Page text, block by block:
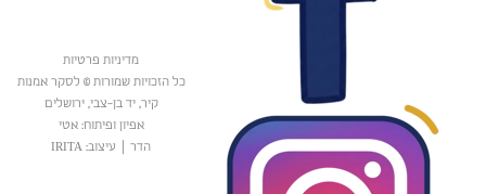
מדיניות פרטיות
כל הזכויות שמורות © לסקר אמנות
קיר, יד בן-צבי, ירושלים
אפיון ופיתוח: אטי
הדר
עיצוב: IRITA